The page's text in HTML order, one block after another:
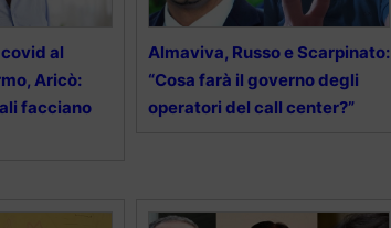
al
Aricò:
facciano
Almaviva, Russo e Scarpinato:
“Cosa farà il governo degli
operatori del call center?”